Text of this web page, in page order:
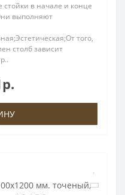
в начале и конце
выполняют
того,
столб зависит